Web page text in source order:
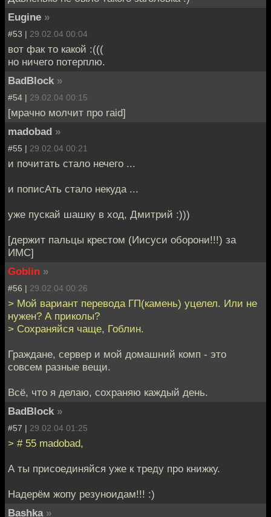
Eugine »
#53 | 29.02.04 00:04
вот фак то какой :(((
но ничего потерплю.
BadBlock »
#54 | 29.02.04 00:15
[мрачно молчит про raid]
madobad »
#55 | 29.02.04 00:21
и почитать стало нечего ...
и пописАть стало некуда ...
уже пускай шашку в ход, Дмитрий :)))
[держит пальцы крестом (Иисуси оборони!!!) за
ИМС]
Goblin »
#56 | 29.02.04 00:26
> Мой вариант перевода ГП(камень) уцелел. Или не
нужен? А приколы?
> Сохраняйся чаще, Гоблин.
Граждане, сервер и мой домашний комп - это
совсем разные вещи.
Всё, что я делаю, сохраняю каждый день.
BadBlock »
#57 | 29.02.04 01:25
> # 55 madobad,
А ты присоединяйся уже к треду про книжку.
Надерём жопу резуноидам!!! :)
Bashka »